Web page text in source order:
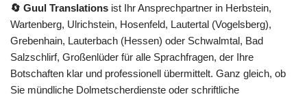
🔄 Guul Translations ist Ihr Ansprechpartner in Herbstein,
Wartenberg, Ulrichstein, Hosenfeld, Lautertal (Vogelsberg),
Grebenhain, Lauterbach (Hessen) oder Schwalmtal, Bad
Salzschlirf, Großenlüder für alle Sprachfragen, der Ihre
Botschaften klar und professionell übermittelt. Ganz gleich, ob
Sie mündliche Dolmetscherdienste oder schriftliche